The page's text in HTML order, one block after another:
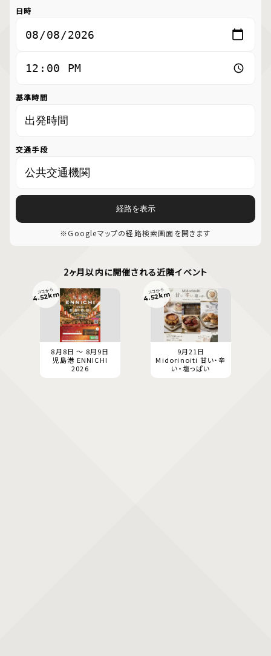
日時
基準時間
交通手段
経路を表示
※Googleマップの経路検索画面を開きます
2ヶ月以内に開催される近隣イベント
8月8日 ～ 8月9日
児島港 ENNICHI
2026
ココから
4.52km
9月21日
Midorinoiti 甘い・辛
い・塩っぱい
ココから
4.52km